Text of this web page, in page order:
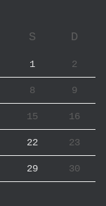
S D
1 2
8 9
15 16
22 23
29 30